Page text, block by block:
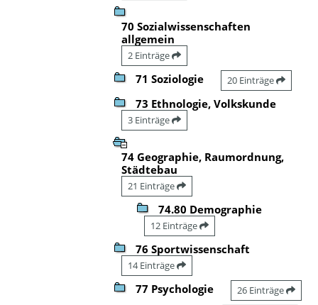
70 Sozialwissenschaften
allgemein
2 Einträge
71 Soziologie 20 Einträge
73 Ethnologie, Volkskunde
3 Einträge
74 Geographie, Raumordnung,
Städtebau
21 Einträge
74.80 Demographie
12 Einträge
76 Sportwissenschaft
14 Einträge
77 Psychologie 26 Einträge